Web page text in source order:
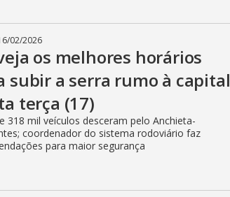
02/2026
os melhores horários
subir a serra rumo à capital
terça (17)
318 mil veículos desceram pelo Anchieta-
coordenador do sistema rodoviário faz
para maior segurança